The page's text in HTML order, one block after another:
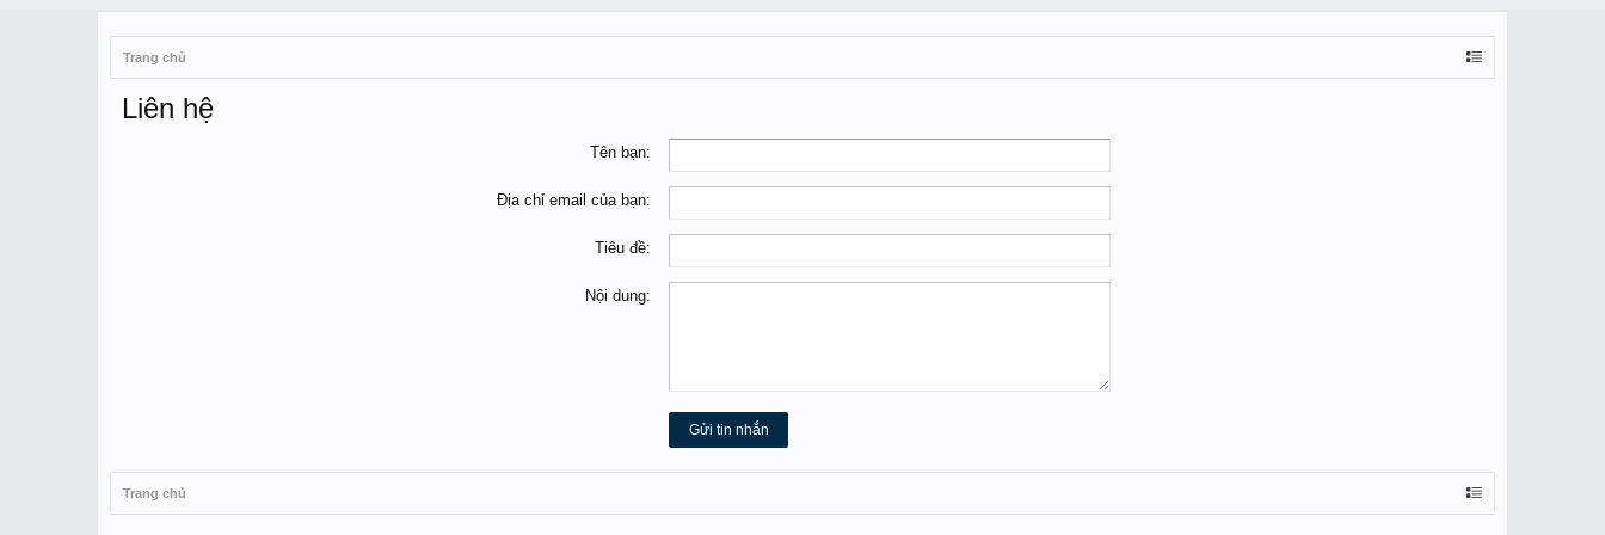
Trang chủ
Liên hệ
Tên bạn:
Địa chỉ email của bạn:
Tiêu đề:
Nội dung:
Trang chủ